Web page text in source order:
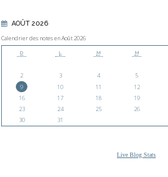
AOÛT 2026
Calendrier des notes en Août 2026
D L M M
2
3 4 5
9
10 11 12
16
17 18 19
23
24 25 26
30
31
Live Blog Stats